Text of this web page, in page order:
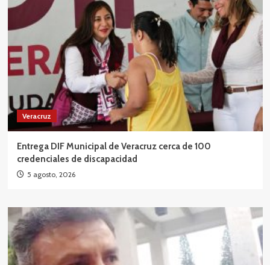
Veracruz
Entrega DIF Municipal de Veracruz cerca de 100
credenciales de discapacidad
5 agosto, 2026